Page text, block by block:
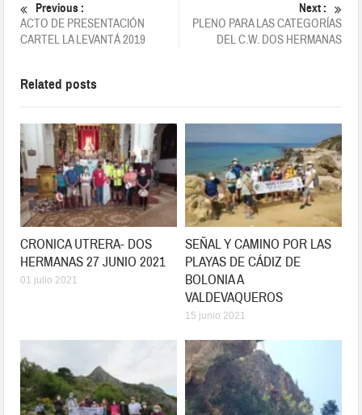
Previous :
ACTO DE PRESENTACIÓN
CARTEL LA LEVANTÁ 2019
Next :
PLENO PARA LAS CATEGORÍAS
DEL C.W. DOS HERMANAS
Related posts
CRONICA UTRERA- DOS
HERMANAS 27 JUNIO 2021
01 julio 2021
SEÑAL Y CAMINO POR LAS
PLAYAS DE CÁDIZ DE
BOLONIA A
VALDEVAQUEROS
15 junio 2021